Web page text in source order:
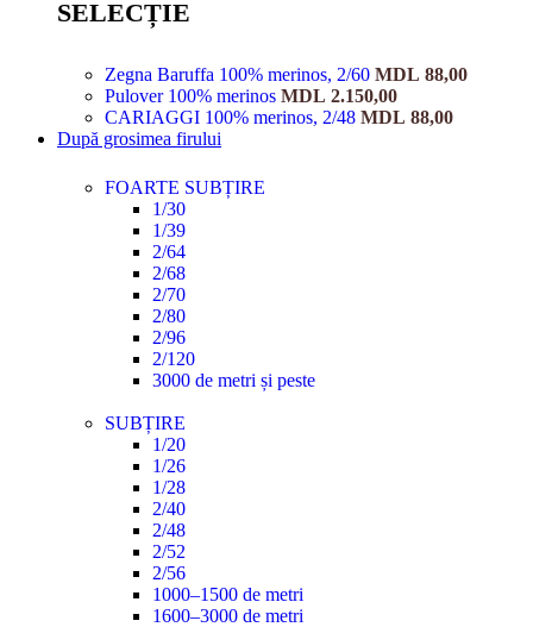
SELECȚIE
Zegna Baruffa 100% merinos, 2/60 MDL 88,00
Pulover 100% merinos MDL 2.150,00
CARIAGGI 100% merinos, 2/48 MDL 88,00
După grosimea firului
FOARTE SUBȚIRE
1/30
1/39
2/64
2/68
2/70
2/80
2/96
2/120
3000 de metri și peste
SUBȚIRE
1/20
1/26
1/28
2/40
2/48
2/52
2/56
1000–1500 de metri
1600–3000 de metri